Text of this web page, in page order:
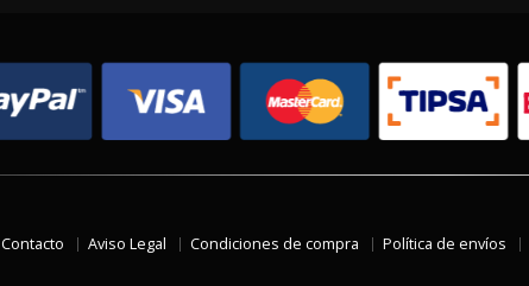
Contacto Aviso Legal Condiciones de compra Política de envíos